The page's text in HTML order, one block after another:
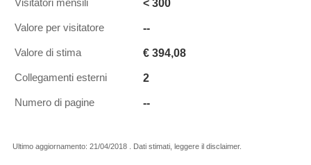
Visitatori mensili < 300
Valore per visitatore --
Valore di stima € 394,08
Collegamenti esterni 2
Numero di pagine --
Ultimo aggiornamento: 21/04/2018 . Dati stimati, leggere il disclaimer.